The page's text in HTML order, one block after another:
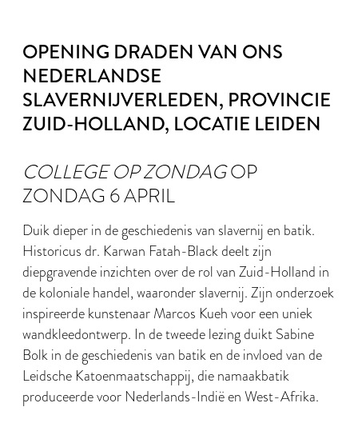
OPENING DRADEN VAN ONS
NEDERLANDSE
SLAVERNIJVERLEDEN, PROVINCIE
ZUID-HOLLAND, LOCATIE LEIDEN
COLLEGE OP ZONDAGOP
ZONDAG 6 APRIL
Duik dieper in de geschiedenis van slavernij en batik.
Historicus dr. Karwan Fatah-Black deelt zijn
diepgravende inzichten over de rol van Zuid-Holland in
de koloniale handel, waaronder slavernij. Zijn onderzoek
inspireerde kunstenaar Marcos Kueh voor een uniek
wandkleedontwerp. In de tweede lezing duikt Sabine
Bolk in de geschiedenis van batik en de invloed van de
Leidsche Katoenmaatschappij, die namaakbatik
produceerde voor Nederlands-Indië en West-Afrika.